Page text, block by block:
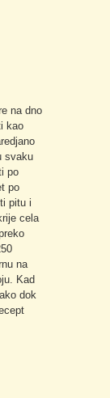
na dno
kao
svaku
po
po
pitu i
cela
na
Kad
dok